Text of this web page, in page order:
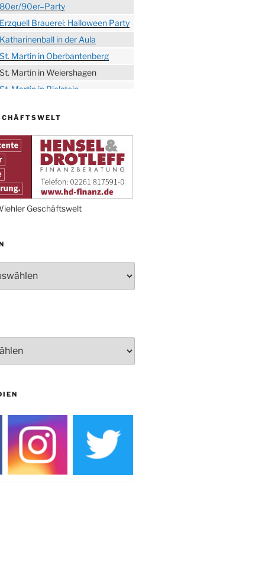
80er/90er–Party
Erzquell Brauerei: Halloween Party
Katharinenball in der Aula
St. Martin in Oberbantenberg
St. Martin in Weiershagen
St. Martin in Bielstein
der Tollitäten
Bielsteiner Männerchor
am Ehrenmal
an der
Kirche
Frauenchor
Oberbantenberg
im Ev. Gemeindehaus
Burghaus
rund um die
Geschäftswelt